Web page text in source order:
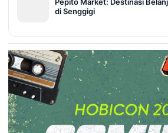
di Senggigi